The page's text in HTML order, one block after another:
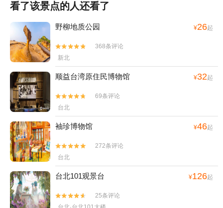
看了该景点的人还看了
野柳地质公园 ¥26起


368条评论
新北
顺益台湾原住民博物馆 ¥32起


69条评论
台北
袖珍博物馆 ¥46起


272条评论
台北
台北101观景台 ¥126起


25条评论